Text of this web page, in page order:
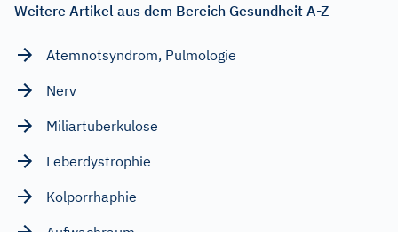
Weitere Artikel aus dem Bereich Gesundheit A-Z
Atemnotsyndrom, Pulmologie
Nerv
Miliartuberkulose
Leberdystrophie
Kolporrhaphie